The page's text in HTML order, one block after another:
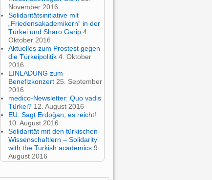
November 2016
Solidaritätsinitiative mit
„Friedensakademikern“ in der
Türkei und Sharo Garip 4.
Oktober 2016
Aktuelles zum Prostest gegen
die Türkeipolitik 4. Oktober
2016
EINLADUNG zum
Benefizkonzert 25. September
2016
medico-Newsletter: Quo vadis
Türkei? 12. August 2016
EU: Sagt Erdoğan, es reicht!
10. August 2016
Solidarität mit den türkischen
Wissenschaftlern – Solidarity
with the Turkish academics 9.
August 2016